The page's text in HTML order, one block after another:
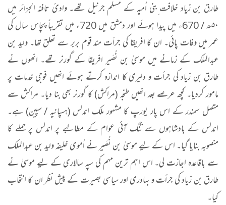
طارق بن زیاد خلافت ِبنی اُمیہ کے مسلم جرنیل تھے۔ وادیٔ تافنہ الجزائر میں
۵۰ھ / 670ء میں پیدا ہوئے اور دمشق میں 720ء میں تقریباً پچاس سال کی
عمر میں وفات پائی۔ ان کا افریقا کی جرأت مند قوم بربر سے تعلق تھا۔ ولید بن
عبدالملک کے زمانے میں موسیٰ بن نُصَیر افریقا کے گورنر تھے۔ انھوں نے
طارق بن زیاد کی جرأت و دلیری کا اندازہ کرتے ہوئے انھیں فوجی خدمات پر
مامور کردیا۔ کچھ عرصے بعد انھیں طنجہ (مراکش) کا گورنر بھی بنا دیا۔ مراکش سے
متصل سمندر کے اس پار یورپ کا مشہور ملک اندلس (ہسپانیہ / سپین) ہے۔
اندلس کے بادشاہوں سے تنگ آئی عوام کے مطالبے پر اندلس پر حملے کا
منصوبہ بنایا گیا۔ اس کے لیے موسیٰ بن نُصَیر نے اُموی خلیفہ ولید بن عبدالملک
سے باقاعدہ اجازت لی۔ اس اہم ترین مہم کی سپہ سالاری کے لیے موسیٰ نے
طارق بن زیاد کی جرأت و بہادری اور سیاسی بصیرت کے پیش نظر ان کا انتخاب
کیا۔